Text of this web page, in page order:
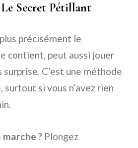
Le Secret Pétillant
précisément le
contient, peut aussi jouer
C’est une méthode
si vous n’avez rien
? Plongez